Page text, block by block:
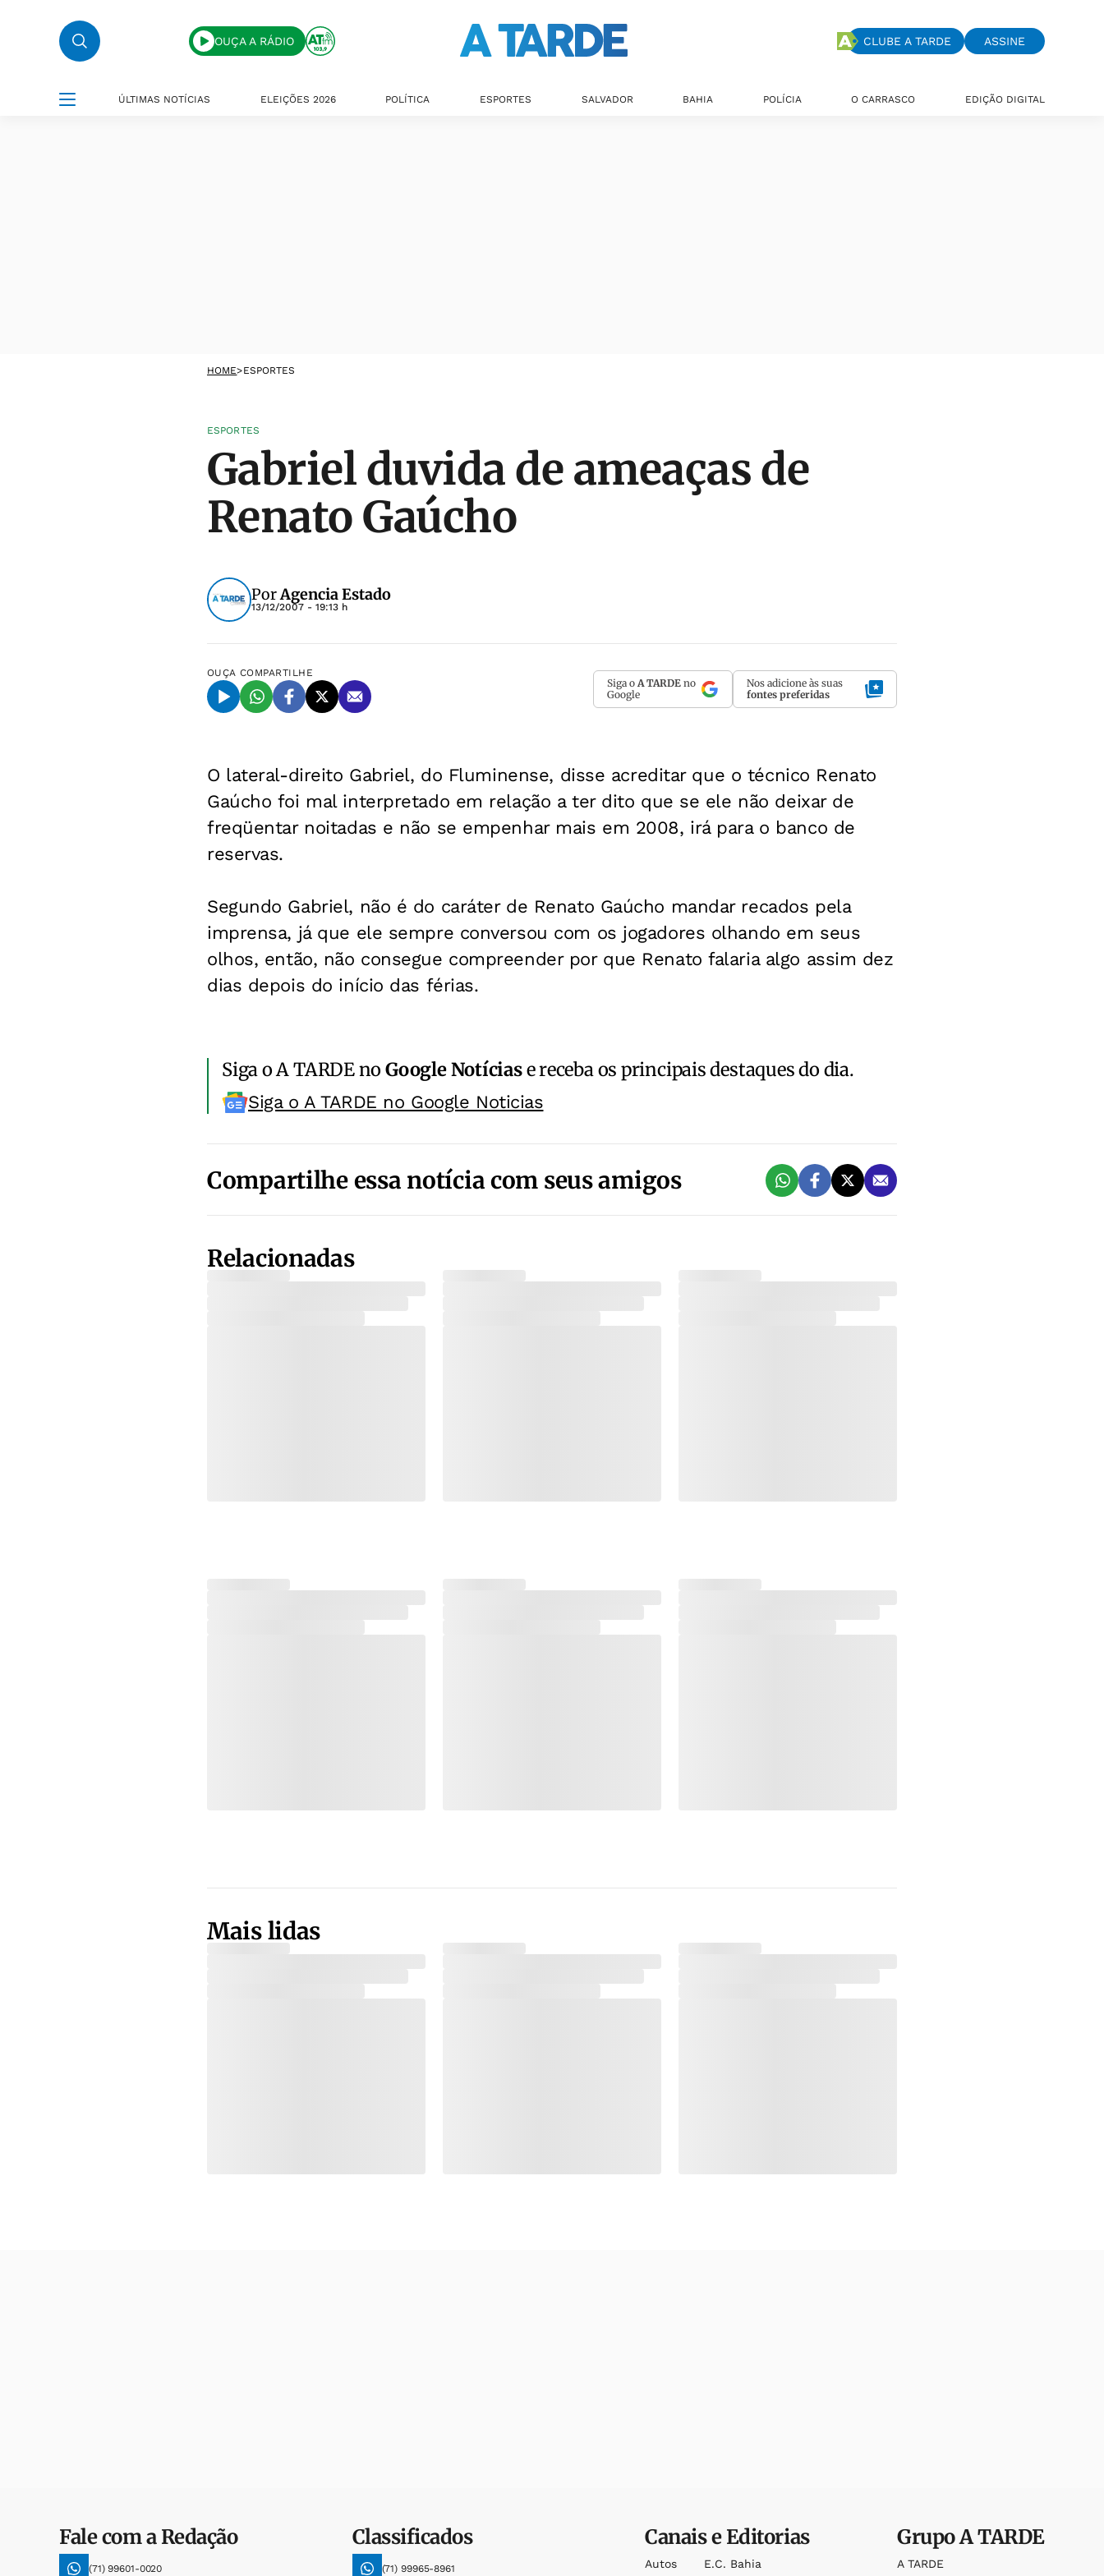
OUÇA A RÁDIO CLUBE A TARDE ASSINE
ÚLTIMAS NOTÍCIAS ELEIÇÕES 2026 POLÍTICA ESPORTES SALVADOR BAHIA POLÍCIA O CARRASCO EDIÇÃO DIGITAL
HOME>ESPORTES
ESPORTES
Gabriel duvida de ameaças de
Renato Gaúcho
PorAgencia Estado
13/12/2007 - 19:13 h
OUÇA COMPARTILHE
Siga o A TARDE no
Google
Nos adicione às suas
fontes preferidas
O lateral-direito Gabriel, do Fluminense, disse acreditar que o técnico Renato
Gaúcho foi mal interpretado em relação a ter dito que se ele não deixar de
freqüentar noitadas e não se empenhar mais em 2008, irá para o banco de
reservas.
Segundo Gabriel, não é do caráter de Renato Gaúcho mandar recados pela
imprensa, já que ele sempre conversou com os jogadores olhando em seus
olhos, então, não consegue compreender por que Renato falaria algo assim dez
dias depois do início das férias.
Siga o A TARDE noGoogle Notíciase receba os principais destaques do dia.
Siga o A TARDE no Google Noticias
Compartilhe essa notícia com seus amigos
Relacionadas
Mais lidas
Fale com a Redação
(71) 99601-0020
Classificados
(71) 99965-8961
Canais e Editorias
Autos E.c. Bahia
GrupoA TARDE
A TARDE